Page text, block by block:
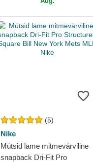
(5)
Nike
Mütsid lame mitmevärviline
snapback Dri-Fit Pro